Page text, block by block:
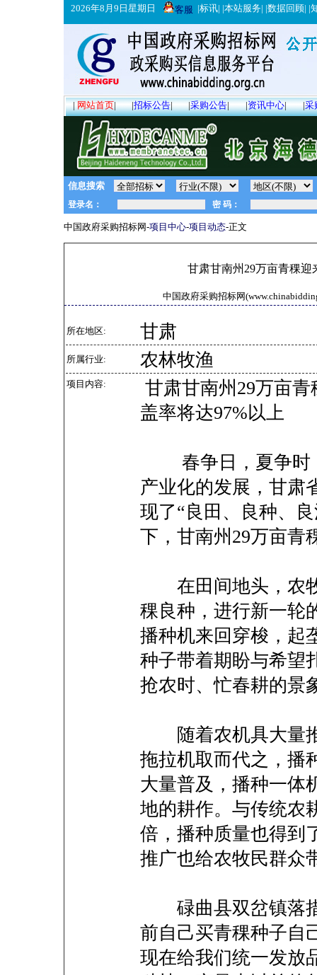
2026年8月9日星期日 客服 |标讯| |本站服务| |数据回顾| |
|网站首页| |招标公告| |采购公告| |资讯中心| |采
信息搜索
中国政府采购招标网-项目中心-项目动态-正文
甘肃甘南州29万亩青稞迎
中国政府采购招标网
所在地区: 甘肃
所属行业: 农林牧渔
项目内容:
甘肃甘南州29万亩
盖率将达97%以上
春争日，夏争时
产业化的发展，甘肃
现了“良田、良种、
下，甘南州29万亩青
在田间地头，农
稞良种，进行新一轮
播种机来回穿梭，起
种子带着期盼与希望
抢农时、忙春耕的景
随着农机具大量推
拖拉机取而代之，播
大量普及，播种一体
地的耕作。与传统农
倍，播种质量也得到
推广也给农牧民群众
碌曲县双岔镇落措
前自己买青稞种子自
现在给我们统一发放